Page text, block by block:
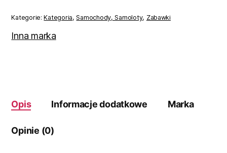
Na
Baterie
Światło
Kategorie:Kategoria,Samochody, Samoloty, Zabawki
Inna marka
Opis Informacje dodatkowe Marka
Opinie (0)